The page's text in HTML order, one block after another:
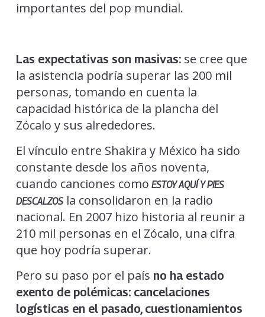
importantes del pop mundial.
Las expectativas son masivas:se cree que
la asistencia podría superar las 200 mil
personas, tomando en cuenta la
capacidad histórica de la plancha del
Zócalo y sus alrededores.
El vínculo entre Shakira y México ha sido
constante desde los años noventa,
cuando canciones como ESTOY AQUÍ Y PIES
DESCALZOSla consolidaron en la radio
nacional. En 2007 hizo historia al reunir a
210 mil personas en el Zócalo, una cifra
que hoy podría superar.
Pero su paso por el país no ha estado
exento de polémicas: cancelaciones
logísticas en el pasado, cuestionamientos